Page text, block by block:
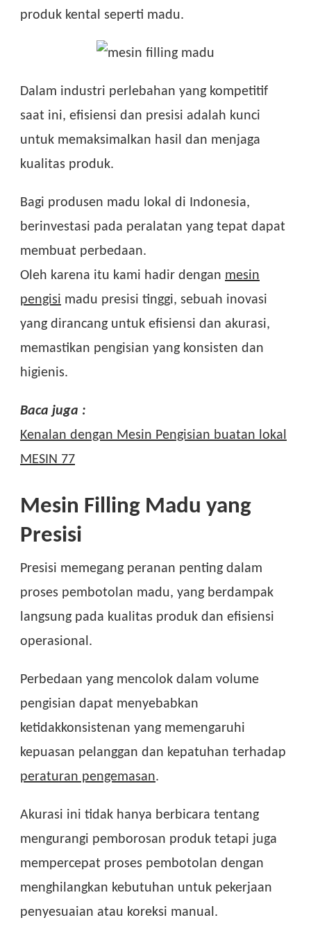
produk kental seperti madu.
Dalam industri perlebahan yang kompetitif
saat ini, efisiensi dan presisi adalah kunci
untuk memaksimalkan hasil dan menjaga
kualitas produk.
Bagi produsen madu lokal di Indonesia,
berinvestasi pada peralatan yang tepat dapat
membuat perbedaan.
Oleh karena itu kami hadir dengan mesin
pengisi madu presisi tinggi, sebuah inovasi
yang dirancang untuk efisiensi dan akurasi,
memastikan pengisian yang konsisten dan
higienis.
Baca juga :
Kenalan dengan Mesin Pengisian buatan lokal
MESIN 77
Mesin Filling Madu yang
Presisi
Presisi memegang peranan penting dalam
proses pembotolan madu, yang berdampak
langsung pada kualitas produk dan efisiensi
operasional.
Perbedaan yang mencolok dalam volume
pengisian dapat menyebabkan
ketidakkonsistenan yang memengaruhi
kepuasan pelanggan dan kepatuhan terhadap
peraturan pengemasan.
Akurasi ini tidak hanya berbicara tentang
mengurangi pemborosan produk tetapi juga
mempercepat proses pembotolan dengan
menghilangkan kebutuhan untuk pekerjaan
penyesuaian atau koreksi manual.